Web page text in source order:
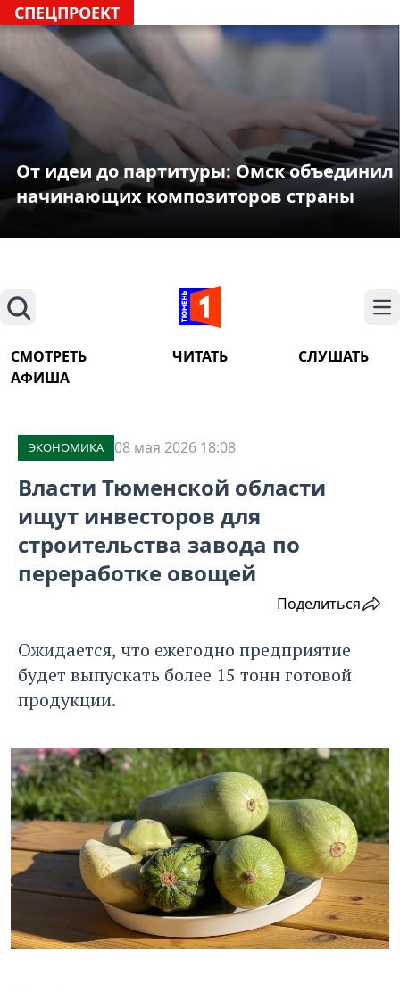
СПЕЦПРОЕКТ
От идеи до партитуры: Омск объединил
начинающих композиторов страны
Поиск
СМОТРЕТЬ ЧИТАТЬ
СЛУШАТЬ
АФИША
ЭКОНОМИКА 08 мая 2026 18:08
Власти Тюменской области
ищут инвесторов для
строительства завода по
переработке овощей
Поделиться
Ожидается, что ежегодно предприятие
будет выпускать более 15 тонн готовой
продукции.